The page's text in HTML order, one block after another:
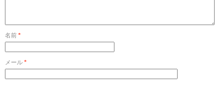
名前 *
メール *